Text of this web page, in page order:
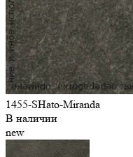
1455-SHato-Miranda
В наличии
new